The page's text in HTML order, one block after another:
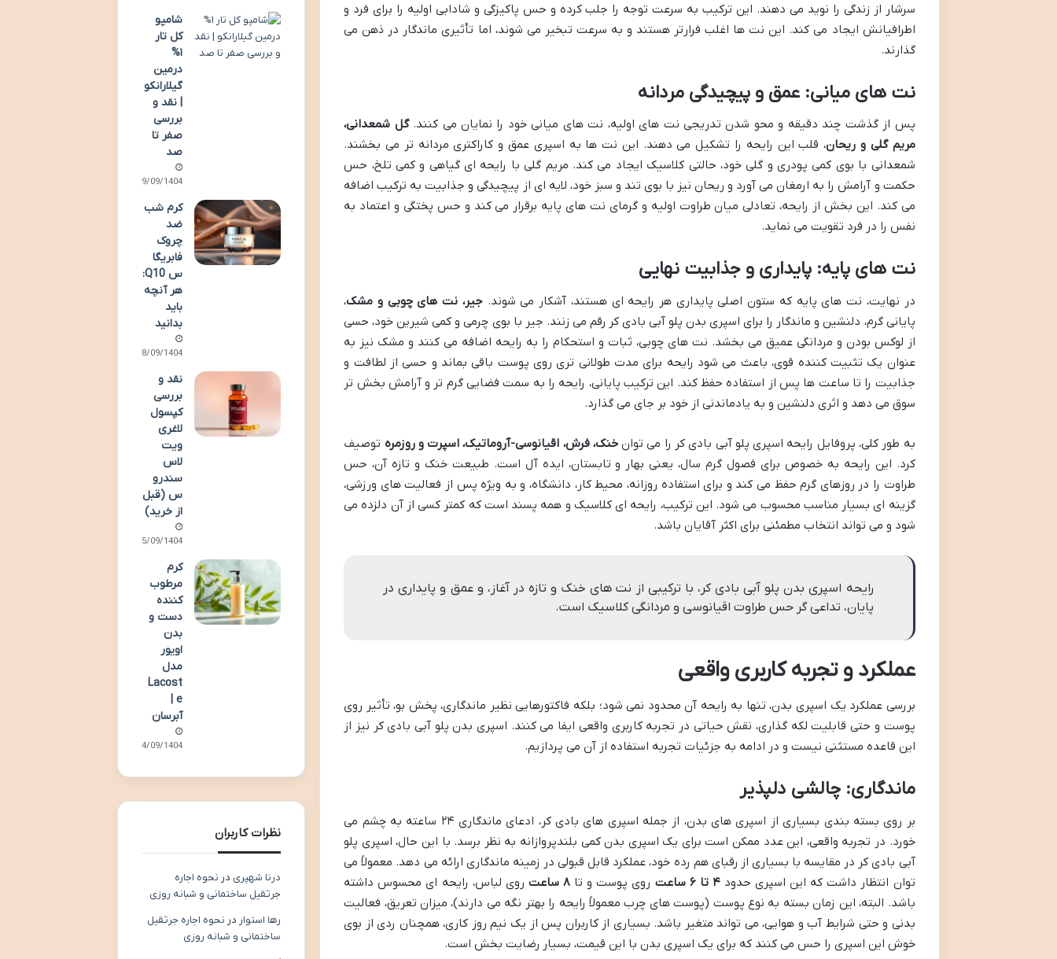
سرشار از زندگی را نوید می دهند. این ترکیب به سرعت توجه را جلب کرده و حس پاکیزگی و شادابی اولیه را برای فرد و
اطرافیانش ایجاد می کند. این نت ها اغلب فرارتر هستند و به سرعت تبخیر می شوند، اما تأثیری ماندگار در ذهن می
گذارند.
نت های میانی: عمق و پیچیدگی مردانه
پس از گذشت چند دقیقه و محو شدن تدریجی نت های اولیه، نت های میانی خود را نمایان می کنند.گل شمعدانی،
مریم گلی و ریحان، قلب این رایحه را تشکیل می دهند. این نت ها به اسپری عمق و کاراکتری مردانه تر می بخشند.
شمعدانی با بوی کمی پودری و گلی خود، حالتی کلاسیک ایجاد می کند. مریم گلی با رایحه ای گیاهی و کمی تلخ، حس
حکمت و آرامش را به ارمغان می آورد و ریحان نیز با بوی تند و سبز خود، لایه ای از پیچیدگی و جذابیت به ترکیب اضافه
می کند. این بخش از رایحه، تعادلی میان طراوت اولیه و گرمای نت های پایه برقرار می کند و حس پختگی و اعتماد به
نفس را در فرد تقویت می نماید.
نت های پایه: پایداری و جذابیت نهایی
در نهایت، نت های پایه که ستون اصلی پایداری هر رایحه ای هستند، آشکار می شوند.جیر، نت های چوبی و مشک،
پایانی گرم، دلنشین و ماندگار را برای اسپری بدن پلو آبی بادی کر رقم می زنند. جیر با بوی چرمی و کمی شیرین خود، حسی
از لوکس بودن و مردانگی عمیق می بخشد. نت های چوبی، ثبات و استحکام را به رایحه اضافه می کنند و مشک نیز به
عنوان یک تثبیت کننده قوی، باعث می شود رایحه برای مدت طولانی تری روی پوست باقی بماند و حسی از لطافت و
جذابیت را تا ساعت ها پس از استفاده حفظ کند. این ترکیب پایانی، رایحه را به سمت فضایی گرم تر و آرامش بخش تر
سوق می دهد و اثری دلنشین و به یادماندنی از خود بر جای می گذارد.
به طور کلی، پروفایل رایحه اسپری پلو آبی بادی کر را می توانخنک، فرش، اقیانوسی-آروماتیک، اسپرت و روزمره توصیف
کرد. این رایحه به خصوص برای فصول گرم سال، یعنی بهار و تابستان، ایده آل است. طبیعت خنک و تازه آن، حس
طراوت را در روزهای گرم حفظ می کند و برای استفاده روزانه، محیط کار، دانشگاه، و به ویژه پس از فعالیت های ورزشی،
گزینه ای بسیار مناسب محسوب می شود. این ترکیب، رایحه ای کلاسیک و همه پسند است که کمتر کسی از آن دلزده می
شود و می تواند انتخاب مطمئنی برای اکثر آقایان باشد.
رایحه اسپری بدن پلو آبی بادی کر، با ترکیبی از نت های خنک و تازه در آغاز، و عمق و پایداری در
پایان، تداعی گر حس طراوت اقیانوسی و مردانگی کلاسیک است.
عملکرد و تجربه کاربری واقعی
بررسی عملکرد یک اسپری بدن، تنها به رایحه آن محدود نمی شود؛ بلکه فاکتورهایی نظیر ماندگاری، پخش بو، تأثیر روی
پوست و حتی قابلیت لکه گذاری، نقش حیاتی در تجربه کاربری واقعی ایفا می کنند. اسپری بدن پلو آبی بادی کر نیز از
این قاعده مستثنی نیست و در ادامه به جزئیات تجربه استفاده از آن می پردازیم.
ماندگاری: چالشی دلپذیر
بر روی بسته بندی بسیاری از اسپری های بدن، از جمله اسپری های بادی کر، ادعای ماندگاری ۲۴ ساعته به چشم می
خورد. در تجربه واقعی، این عدد ممکن است برای یک اسپری بدن کمی بلندپروازانه به نظر برسد. با این حال، اسپری پلو
آبی بادی کر در مقایسه با بسیاری از رقبای هم رده خود، عملکرد قابل قبولی در زمینه ماندگاری ارائه می دهد. معمولاً می
توان انتظار داشت که این اسپری حدود۴ تا ۶ ساعت روی پوست و تا۸ ساعت
روی لباس، رایحه ای محسوس داشته
باشد. البته، این زمان بسته به نوع پوست (پوست های چرب معمولاً رایحه را بهتر نگه می دارند)، میزان تعریق، فعالیت
بدنی و حتی شرایط آب و هوایی، می تواند متغیر باشد. بسیاری از کاربران پس از یک نیم روز کاری، همچنان ردی از بوی
خوش این اسپری را حس می کنند که برای یک اسپری بدن با این قیمت، بسیار رضایت بخش است.
شامپو
کل تار
۱%
درمین
گیلارانکو
| نقد و
بررسی
صفر تا
صد
19/09/1404
کرم شب
ضد
چروک
فابریگا
س Q10:
هر آنچه
باید
بدانید
18/09/1404
نقد و
بررسی
کپسول
لاغری
ویت
لاس
سندرو
س (قبل
از خرید)
15/09/1404
کرم
مرطوب
کننده
دست و
بدن
اویور
مدل
Lacost
e |
آبرسان
14/09/1404
نظرات کاربران
درنا شهپری در نحوه اجاره
جرثقیل ساختمانی و شبانه روزی
رها استوار در نحوه اجاره جرثقیل
ساختمانی و شبانه روزی